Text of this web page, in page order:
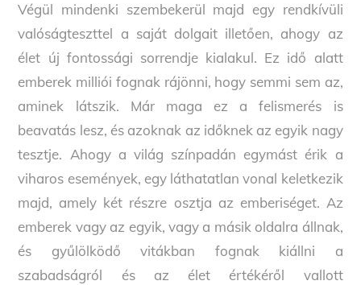
Végül mindenki szembekerül majd egy rendkívüli
valóságteszttel a saját dolgait illetően, ahogy az
élet új fontossági sorrendje kialakul. Ez idő alatt
emberek milliói fognak rájönni, hogy semmi sem az,
aminek látszik. Már maga ez a felismerés is
beavatás lesz, és azoknak az időknek az egyik nagy
tesztje. Ahogy a világ színpadán egymást érik a
viharos események, egy láthatatlan vonal keletkezik
majd, amely két részre osztja az emberiséget. Az
emberek vagy az egyik, vagy a másik oldalra állnak,
és gyűlölködő vitákban fognak kiállni a
szabadságról és az élet értékéről vallott